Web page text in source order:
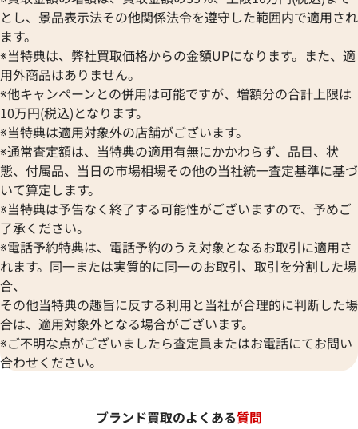
とし、景品表示法その他関係法令を遵守した範囲内で適用され
ます。
※当特典は、弊社買取価格からの金額UPになります。また、適
用外商品はありません。
※他キャンペーンとの併用は可能ですが、増額分の合計上限は
10万円(税込)となります。
※当特典は適用対象外の店舗がございます。
※通常査定額は、当特典の適用有無にかかわらず、品目、状
態、付属品、当日の市場相場その他の当社統一査定基準に基づ
いて算定します。
※当特典は予告なく終了する可能性がございますので、予めご
了承ください。
※電話予約特典は、電話予約のうえ対象となるお取引に適用さ
れます。同一または実質的に同一のお取引、取引を分割した場
合、
その他当特典の趣旨に反する利用と当社が合理的に判断した場
合は、適用対象外となる場合がございます。
※ご不明な点がございましたら査定員またはお電話にてお問い
合わせください。
ブランド買取のよくある質問